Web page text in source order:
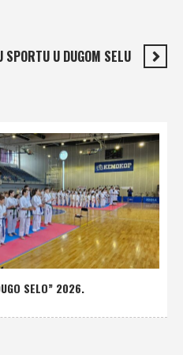
SPORTU U DUGOM SELU
SELO” 2026.